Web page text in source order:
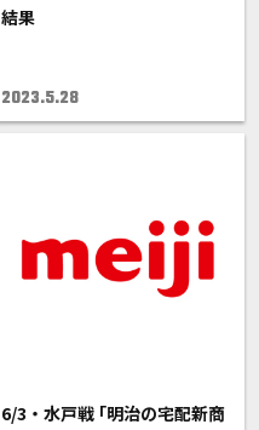
結果
2023.5.28
6/3・水戸戦 ｢明治の宅配新商